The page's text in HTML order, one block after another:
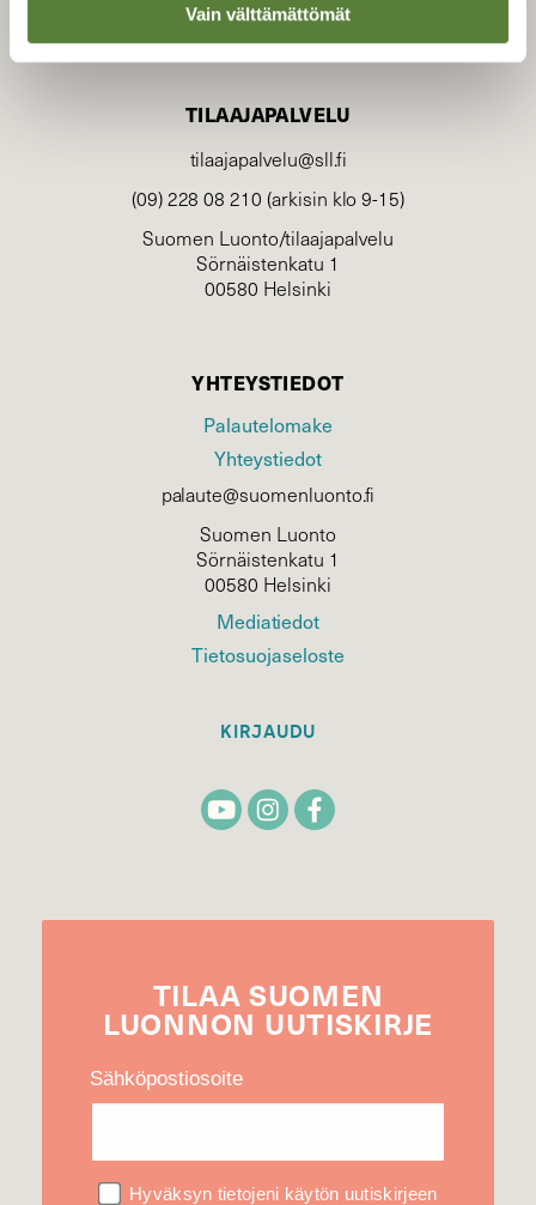
Vain välttämättömät
TILAAJAPALVELU
tilaajapalvelu@sll.fi
(09) 228 08 210 (arkisin klo 9-15)
Suomen Luonto/tilaajapalvelu
Sörnäistenkatu 1
00580 Helsinki
YHTEYSTIEDOT
Palautelomake
Yhteystiedot
palaute@suomenluonto.fi
Suomen Luonto
Sörnäistenkatu 1
00580 Helsinki
Mediatiedot
Tietosuojaseloste
KIRJAUDU
TILAA SUOMEN
LUONNON UUTIS­KIRJE
Sähköpostiosoite
Hyväksyn tietojeni käytön uutiskirjeen